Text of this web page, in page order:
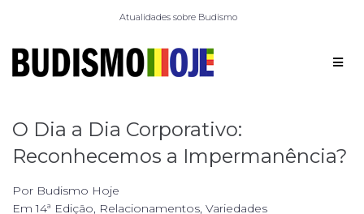
Atualidades sobre Budismo
O Dia a Dia Corporativo:
Reconhecemos a Impermanência?
Por Budismo Hoje
Em14ª Edição, Relacionamentos, Variedades